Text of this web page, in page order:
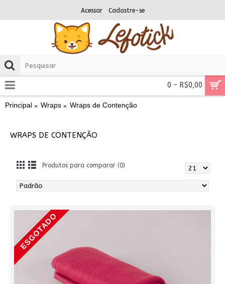
Acessar Cadastre-se
0 - R$0,00
Principal Wraps Wraps de Contenção
WRAPS DE CONTENÇÃO
Produtos para comparar (0)
ESGOTADO